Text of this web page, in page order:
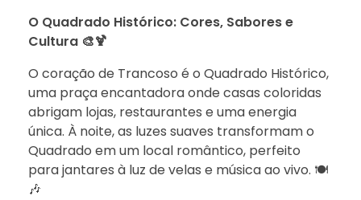
O Quadrado Histórico: Cores, Sabores e
Cultura 🎨🍹
O coração de Trancoso é o Quadrado Histórico,
uma praça encantadora onde casas coloridas
abrigam lojas, restaurantes e uma energia
única. À noite, as luzes suaves transformam o
Quadrado em um local romântico, perfeito
para jantares à luz de velas e música ao vivo. 🍽️
🎶